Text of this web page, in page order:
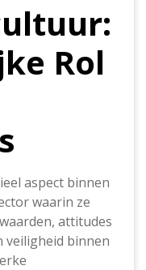
Rol
aspect binnen
waarin ze
attitudes
veiligheid binnen